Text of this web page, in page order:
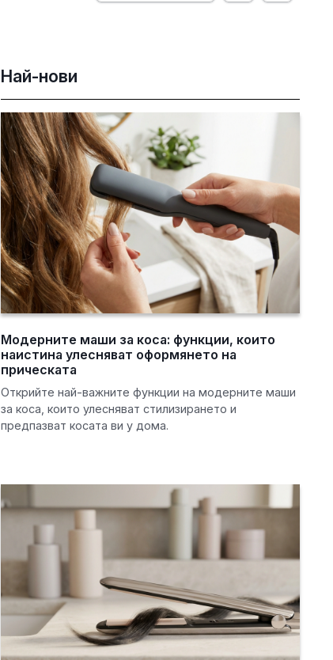
Най-нови
Модерните маши за коса: функции, които
наистина улесняват оформянето на
прическата
Открийте най-важните функции на модерните маши
за коса, които улесняват стилизирането и
предпазват косата ви у дома.